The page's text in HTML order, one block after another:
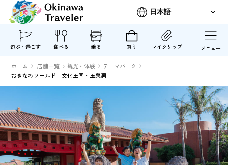
遊ぶ・過ごす 食べる 乗る 買う マイクリップ メニュー
ホーム 店舗一覧 観光・体験
テーマパーク
おきなわワールド 文化王国・玉泉洞